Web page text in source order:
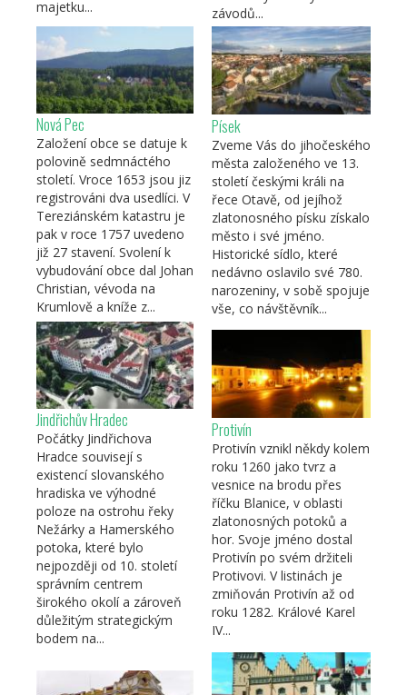
majetku...
závodů...
Nová Pec
Založení obce se datuje k
polovině sedmnáctého
století. Vroce 1653 jsou jiz
registrováni dva usedlíci. V
Tereziánském katastru je
pak v roce 1757 uvedeno
již 27 stavení. Svolení k
vybudování obce dal Johan
Christian, vévoda na
Krumlově a kníže z...
Písek
Zveme Vás do jihočeského
města založeného ve 13.
století českými králi na
řece Otavě, od jejíhož
zlatonosného písku získalo
město i své jméno.
Historické sídlo, které
nedávno oslavilo své 780.
narozeniny, v sobě spojuje
vše, co návštěvník...
Jindřichův Hradec
Počátky Jindřichova
Hradce souvisejí s
existencí slovanského
hradiska ve výhodné
poloze na ostrohu řeky
Nežárky a Hamerského
potoka, které bylo
nejpozději od 10. století
správním centrem
širokého okolí a zároveň
důležitým strategickým
bodem na...
Protivín
Protivín vznikl někdy kolem
roku 1260 jako tvrz a
vesnice na brodu přes
říčku Blanice, v oblasti
zlatonosných potoků a
hor. Svoje jméno dostal
Protivín po svém držiteli
Protivovi. V listinách je
zmiňován Protivín až od
roku 1282. Králové Karel
IV...